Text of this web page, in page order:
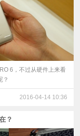
6，不过从硬件上来看
？
2016-04-14 10:36
？